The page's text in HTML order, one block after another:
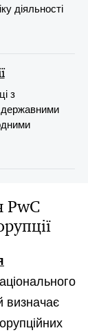
діяльності
з
державними
PwC
визначає